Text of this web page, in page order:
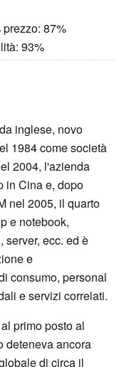
prezzo: 87%
93%
inglese, novo
1984 come società
2004, l'azienda
in Cina e, dopo
nel 2005, il quarto
e notebook,
server, ecc. ed è
e
consumo, personal
e servizi correlati.
primo posto al
deteneva ancora
di circa il